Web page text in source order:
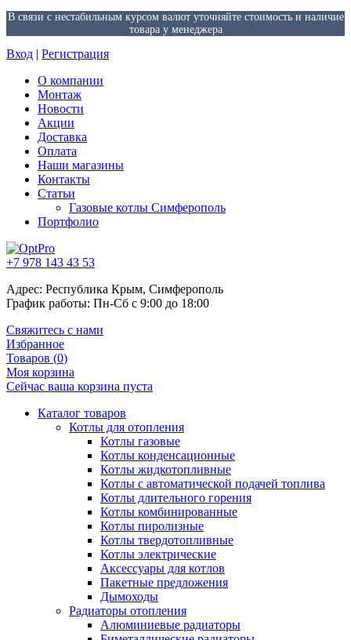
В связи с нестабильным курсом валют уточняйте стоимость и наличие
товара у менеджера
Вход | Регистрация
О компании
Монтаж
Новости
Акции
Доставка
Оплата
Наши магазины
Контакты
Статьи
Газовые котлы Симферополь
Портфолио
+7 978 143 43 53
Адрес: Республика Крым, Симферополь
График работы: Пн-Сб с 9:00 до 18:00
Свяжитесь с нами
Избранное
Товаров (0)
Моя корзина
Сейчас ваша корзина пуста
Каталог товаров
Котлы для отопления
Котлы газовые
Котлы конденсационные
Котлы жидкотопливные
Котлы с автоматической подачей топлива
Котлы длительного горения
Котлы комбинированные
Котлы пиролизные
Котлы твердотопливные
Котлы электрические
Аксессуары для котлов
Пакетные предложения
Дымоходы
Радиаторы отопления
Алюминиевые радиаторы